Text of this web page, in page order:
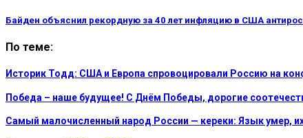
Байден объяснил рекордную за 40 лет инфляцию в США
По теме:
Историк Тодд: США и Европа спровоцировали Россию на
Победа – наше будущее! С Днём Победы, дорогие
Самый малочисленный народ России — кереки: Язык умер,